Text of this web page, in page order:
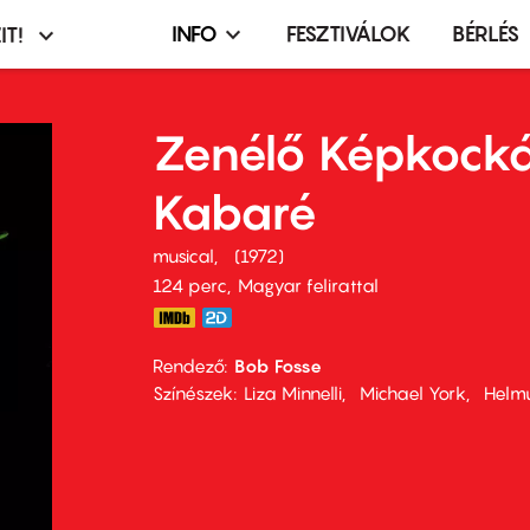
Infó,
terembérlés
menü
INFO FESZTIVÁLOK BÉRLÉS
Zenélő
Kabaré
musical
1972
124 perc,
Magyar felirattal
Rendező Bob Fosse
Színészek
Liza Minnelli Michael York